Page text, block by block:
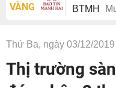
VÀNG
BTMH
Thứ Ba, ngày 03/12/2019
Thị trường